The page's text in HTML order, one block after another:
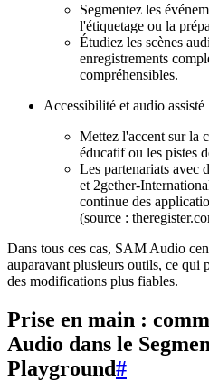
Segmentez les
l'étiquetage ou la
Étudiez les scènes
enregistrements
compréhensibles.
Accessibilité et audio assisté
Mettez l'accent sur la
éducatif ou les pistes
Les partenariats avec
et 2gether-
continue des
(source :
Dans tous ces cas, SAM Audio
auparavant plusieurs outils, ce qui
des modifications plus fiables.
Prise en main :
Audio dans le
Playground#